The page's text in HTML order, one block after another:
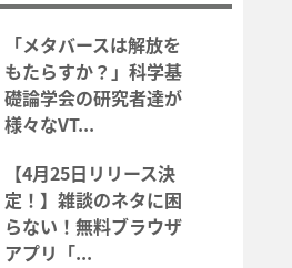
「メタバースは解放を
もたらすか？」科学基
礎論学会の研究者達が
様々なVT...
【4月25日リリース決
定！】雑談のネタに困
らない！無料ブラウザ
アプリ「...